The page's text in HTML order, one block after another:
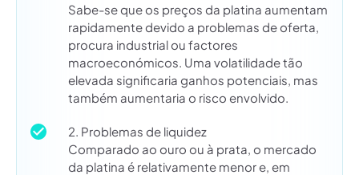
Sabe-se que os preços da platina aumentam
rapidamente devido a problemas de oferta,
procura industrial ou factores
macroeconómicos. Uma volatilidade tão
elevada significaria ganhos potenciais, mas
também aumentaria o risco envolvido.
2. Problemas de liquidez
Comparado ao ouro ou à prata, o mercado
da platina é relativamente menor e, em